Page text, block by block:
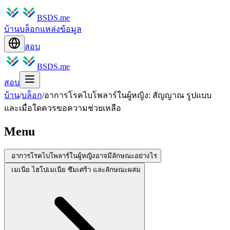
BSDS.me
บ้านบล็อกแหล่งข้อมูล
สอบ
BSDS.me
สอบ
บ้าน/บล็อก/อาการโรคไบโพลาร์ในผู้หญิง: สัญญาณ รูปแบบ
และเมื่อใดควรขอความช่วยเหลือ
Menu
อาการโรคไบโพลาร์ในผู้หญิงอาจมีลักษณะอย่างไร
เมเนีย ไฮโปเมเนีย ซึมเศร้า และลักษณะผสม